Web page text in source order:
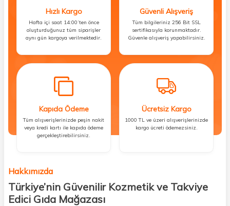
Hızlı Kargo
Hafta içi saat 14:00’ten önce
oluşturduğunuz tüm siparişler
aynı gün kargoya verilmektedir.
Güvenli Alışveriş
Tüm bilgileriniz 256 Bit SSL
sertifikasıyla korunmaktadır.
Güvenle alışveriş yapabilirsiniz.
Kapıda Ödeme
Tüm alışverişlerinizde peşin nakit
veya kredi kartı ile kapıda ödeme
gerçekleştirebilirsiniz.
Ücretsiz Kargo
1000 TL ve üzeri alışverişlerinizde
kargo ücreti ödemezsiniz.
Hakkımızda
Türkiye’nin Güvenilir Kozmetik ve Takviye
Edici Gıda Mağazası